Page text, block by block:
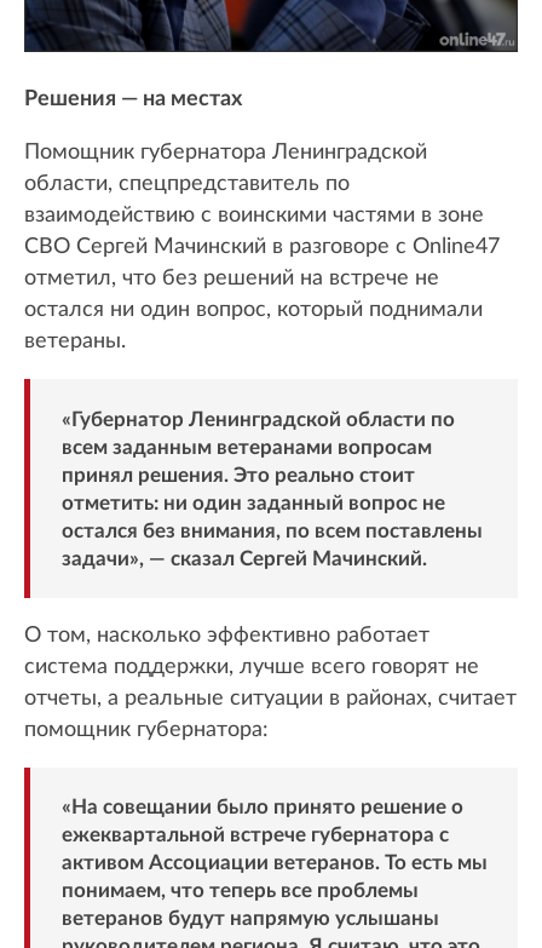
Решения — на местах
Помощник губернатора Ленинградской
области, спецпредставитель по
взаимодействию с воинскими частями в зоне
СВО Сергей Мачинский в разговоре с Online47
отметил, что без решений на встрече не
остался ни один вопрос, который поднимали
ветераны.
«Губернатор Ленинградской области по
всем заданным ветеранами вопросам
принял решения. Это реально стоит
отметить: ни один заданный вопрос не
остался без внимания, по всем поставлены
задачи», — сказал Сергей Мачинский.
О том, насколько эффективно работает
система поддержки, лучше всего говорят не
отчеты, а реальные ситуации в районах, считает
помощник губернатора:
«На совещании было принято решение о
ежеквартальной встрече губернатора с
активом Ассоциации ветеранов. То есть мы
понимаем, что теперь все проблемы
ветеранов будут напрямую услышаны